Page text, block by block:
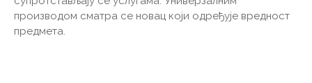
производом сматра се новац који одређује вредност
предмета.